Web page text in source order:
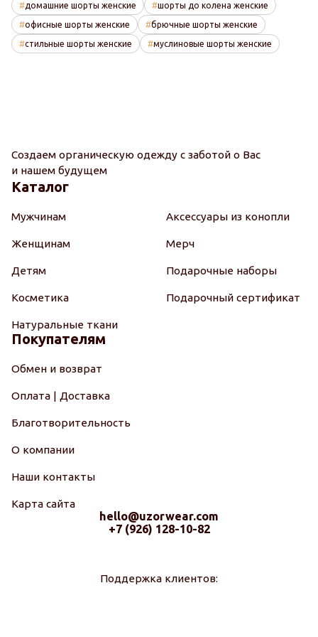
домашние шорты женские шорты до колена женские
офисные шорты женские брючные шорты женские
стильные шорты женские муслиновые шорты женские
Создаем органическую одежду с заботой о Вас
и нашем будущем
Каталог
Мужчинам
Женщинам
Детям
Косметика
Натуральные ткани
Аксессуары из конопли
Мерч
Подарочные наборы
Подарочный сертификат
Покупателям
Обмен и возврат
Оплата | Доставка
Благотворительность
О компании
Наши контакты
Карта сайта
hello@uzorwear.com
+7 (926) 128-10-82
Поддержка клиентов: